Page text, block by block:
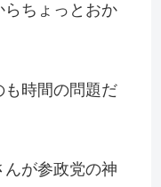
らちょっとおか
も時間の問題だ
が参政党の神